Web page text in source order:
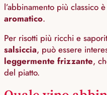
l’abbinamento più classico
aromatico.
Per risotti più ricchi e
salsiccia, può essere
leggermente frizzante,
del piatto.